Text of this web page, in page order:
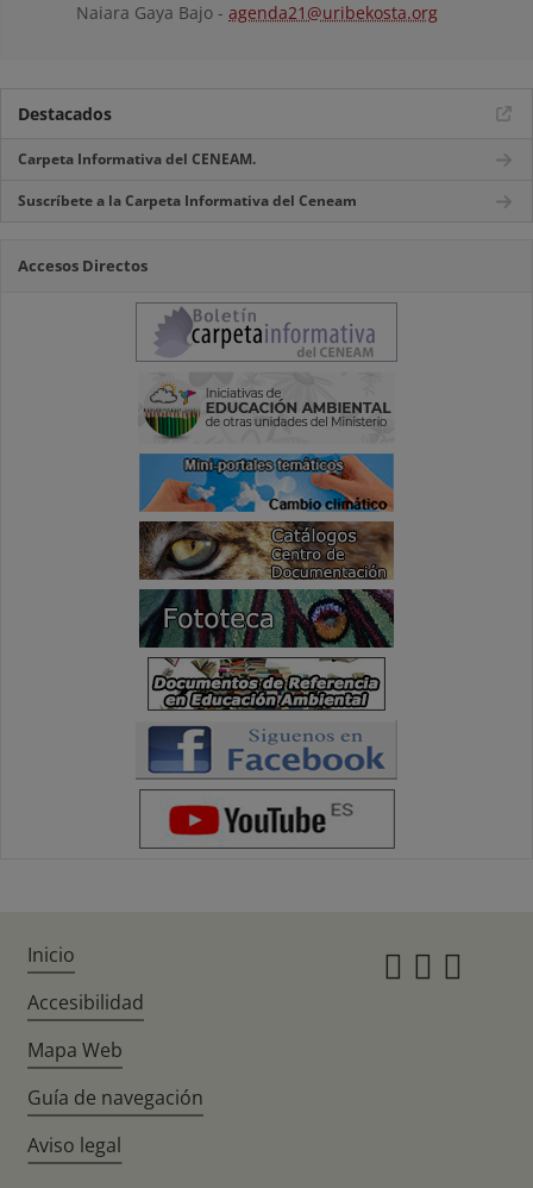
Naiara Gaya Bajo - agenda21@uribekosta.org
Destacados
Carpeta Informativa del CENEAM.
Suscríbete a la Carpeta Informativa del Ceneam
Accesos Directos
Inicio
Accesibilidad
Mapa Web
Guía de navegación
Aviso legal